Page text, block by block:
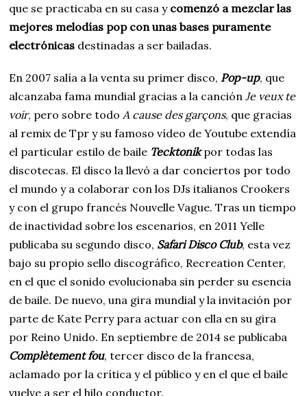
que se practicaba en su casa y comenzó a mezclar las
mejores melodías pop con unas bases puramente
electrónicas destinadas a ser bailadas.
En 2007 salía a la venta su primer disco, Pop-up, que
alcanzaba fama mundial gracias a la canciónJe veux te
voir, pero sobre todo A cause des garçons, que gracias
al remix de Tpr y su famoso vídeo de Youtube extendía
el particular estilo de baile Tecktonikpor todas las
discotecas. El disco la llevó a dar conciertos por todo
el mundo y a colaborar con los DJs italianos Crookers
y con el grupo francés Nouvelle Vague. Tras un tiempo
de inactividad sobre los escenarios, en 2011 Yelle
publicaba su segundo disco, Safari Disco Club, esta vez
bajo su propio sello discográfico, Recreation Center,
en el que el sonido evolucionaba sin perder su esencia
de baile. De nuevo, una gira mundial y la invitación por
parte de Kate Perry para actuar con ella en su gira
por Reino Unido. En septiembre de 2014 se publicaba
Complètement fou, tercer disco de la francesa,
aclamado por la crítica y el público y en el que el baile
vuelve a ser el hilo conductor.